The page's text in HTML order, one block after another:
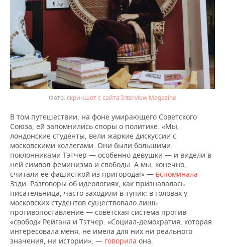
скриншот с сайта Interview Magazine
В том путешествии, на фоне умирающего Советского
Союза, ей запомнились споры о политике. «Мы,
лондонские студенты, вели жаркие дискуссии с
московскими коллегами. Они были большими
поклонниками Тэтчер — особенно девушки — и видели в
ней символ феминизма и свободы. А мы, конечно,
считали ее фашисткой из пригорода!» — вспоминала
Зэди. Разговоры об идеологиях, как признавалась
писательница, часто заходили в тупик: в головах у
московских студентов существовало лишь
противопоставление — советская система против
«свобод» Рейгана и Тэтчер. «Социал-демократия, которая
интересовала меня, не имела для них ни реального
значения, ни истории», — говорила она.